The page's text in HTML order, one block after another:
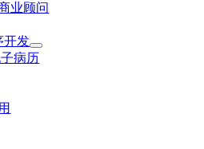
业顾问
开发
病历